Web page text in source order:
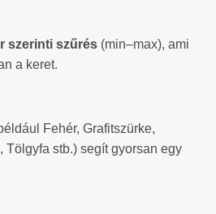
szerinti szűrés (min–max), ami
a keret.
Fehér, Grafitszürke,
Tölgyfa stb.) segít gyorsan egy